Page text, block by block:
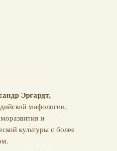
Эргардт,
мифологии,
и
культуры с более